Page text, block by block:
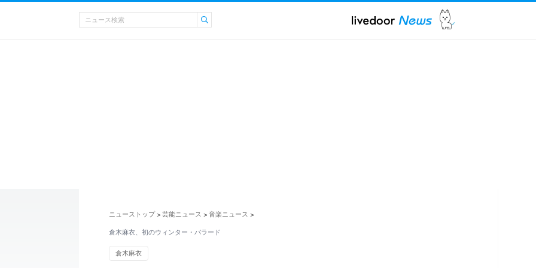
ニューストップ > 芸能ニュース > 音楽ニュース >
倉木麻衣、初のウィンター・バラード
倉木麻衣